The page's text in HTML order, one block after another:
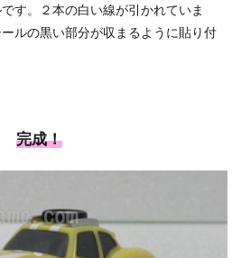
す。２本の白い線が引かれていま
ルの黒い部分が収まるように貼り付
完成！